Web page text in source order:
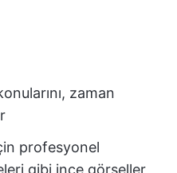
zaman
profesyonel
gibi ince görseller